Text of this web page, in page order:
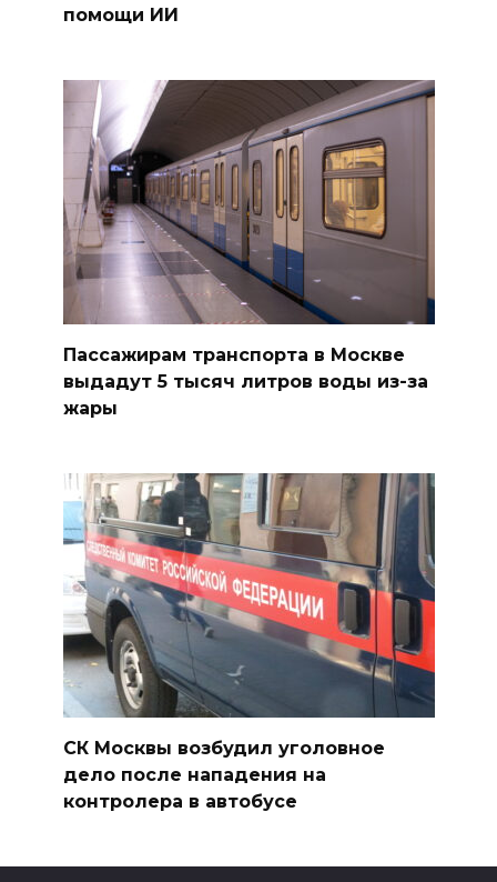
помощи ИИ
Пассажирам транспорта в Москве
выдадут 5 тысяч литров воды из-за
жары
СК Москвы возбудил уголовное
дело после нападения на
контролера в автобусе